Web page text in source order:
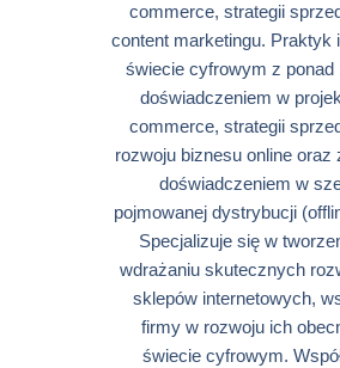
commerce, strategii
content marketingu. Praktyk
świecie cyfrowym z ponad
doświadczeniem w
commerce, strategii
rozwoju biznesu online oraz
doświadczeniem w
pojmowanej dystrybucji
Specjalizuje się w
wdrażaniu skutecznych
sklepów internetowych,
firmy w rozwoju ich
świecie cyfrowym.